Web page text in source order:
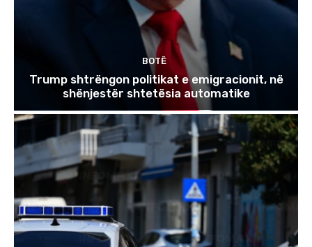
BOTË
Trump shtrëngon politikat e emigracionit, në
shënjestër shtetësia automatike